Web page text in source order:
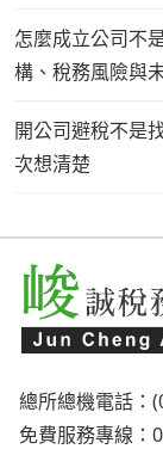
怎麼成立公司不
構、稅務風險與
開公司避稅不是
次想清楚
總所總機電話：
免費服務專線：